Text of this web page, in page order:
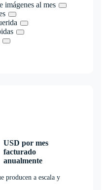
imágenes al mes
USD por mes
facturado
anualmente
producen a escala y